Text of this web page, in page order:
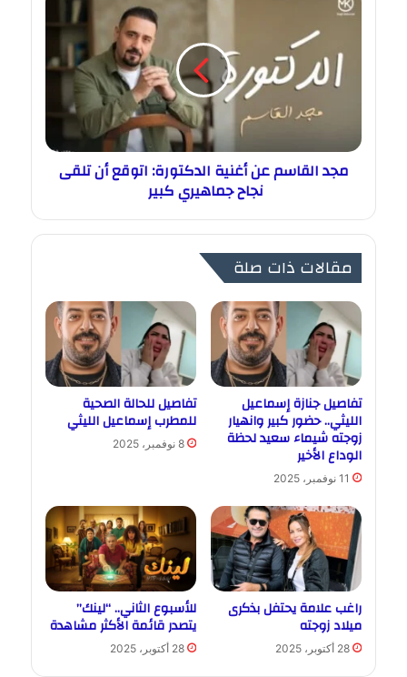
مجد القاسم عن أغنية الدكتورة: اتوقع أن تلقى
نجاح جماهيري كبير
مقالات ذات صلة
تفاصيل جنازة إسماعيل
الليثي.. حضور كبير وانهيار
زوجته شيماء سعيد لحظة
الوداع الأخير
11 نوفمبر، 2025
تفاصيل للحالة الصحية
للمطرب إسماعيل الليثي
8 نوفمبر، 2025
راغب علامة يحتفل بذكرى
ميلاد زوجته
28 أكتوبر، 2025
للأسبوع الثاني.. “لينك”
يتصدر قائمة الأكثر مشاهدة
28 أكتوبر، 2025